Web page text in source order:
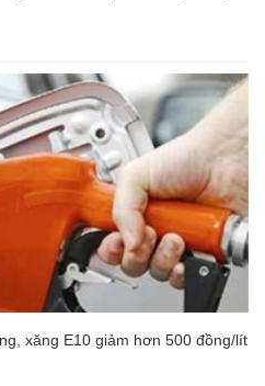
xăng E10 giảm hơn 500 đồng/lít